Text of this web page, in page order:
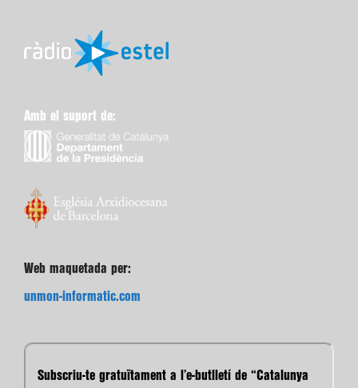
Amb el suport de:
Web maquetada per:
unmon-informatic.com
Subscriu-te gratuïtament a l’e-butlletí de “Catalunya